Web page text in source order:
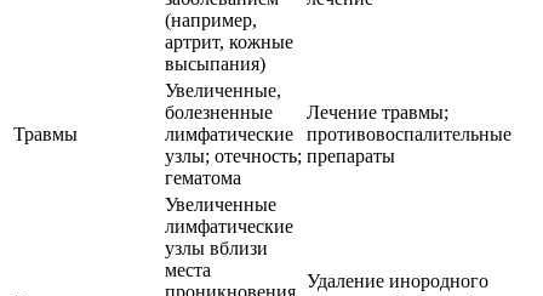
(например,
артрит, кожные
высыпания)
Травмы
Увеличенные,
болезненные
лимфатические
узлы; отечность;
гематома
Лечение травмы;
противовоспалительные
препараты
Увеличенные
лимфатические
узлы вблизи
места
Удаление инородного